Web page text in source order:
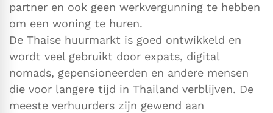
partner en ook geen werkvergunning te hebben
om een woning te huren.
De Thaise huurmarkt is goed ontwikkeld en
wordt veel gebruikt door expats, digital
nomads, gepensioneerden en andere mensen
die voor langere tijd in Thailand verblijven. De
meeste verhuurders zijn gewend aan